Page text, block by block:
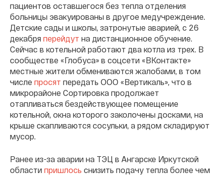
пациентов оставшегося без тепла отделения
больницы эвакуированы в другое медучреждение.
Детские сады и школы, затронутые аварией, с 26
декабря перейдут на дистанционное обучение.
Сейчас в котельной работают два котла из трех. В
сообществе «Глобуса» в соцсети «ВКонтакте»
местные жители обмениваются жалобами, в том
числе просят передать ООО «Вертикаль», что в
микрорайоне Сортировка продолжает
отапливаться бездействующее помещение
котельной, окна которого заколочены досками, на
крыше скапливаются сосульки, а рядом складируют
мусор.
Ранее из-за аварии на ТЭЦ в Ангарске Иркутской
области пришлось снизить подачу тепла более чем